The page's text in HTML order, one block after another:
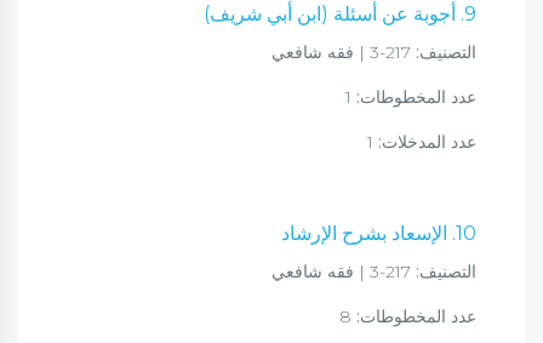
9. أجوبة عن أسئلة (ابن أبي شريف)
التصنيف:
عدد المخطوطات:
عدد المدخلات:
10. الإسعاد بشرح الإرشاد
التصنيف:
عدد المخطوطات: